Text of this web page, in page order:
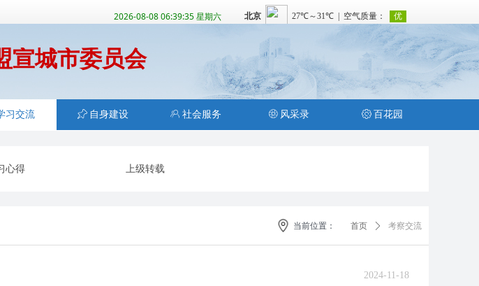
2026-08-08 06:39:35 星期六
宣城市委员会
习交流 ꁑ 自身建设 ꁘ 社会服务 ꁵ 风采录 ꂉ 百花园
当前位置：
2024-11-18
首页 ꄲ 考察交流
心得 上级转载